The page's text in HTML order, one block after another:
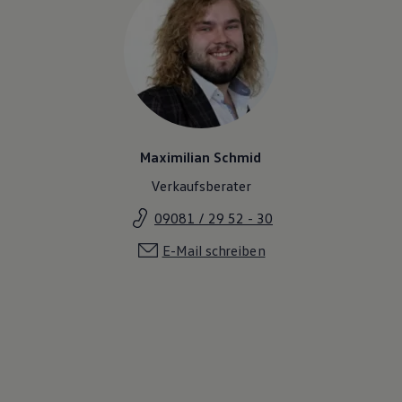
Lifestyle
Transport
Familie
Elektromobilität
Volkswagen R
Pannen- und Unfallhilfe
Volkswagen Kundenbetreuung
Maximilian Schmid
Verkaufsberater
09081 / 29 52 - 30
E-Mail schreiben